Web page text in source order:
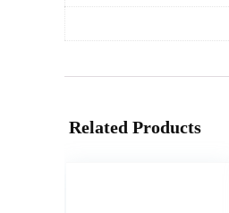
Related Products